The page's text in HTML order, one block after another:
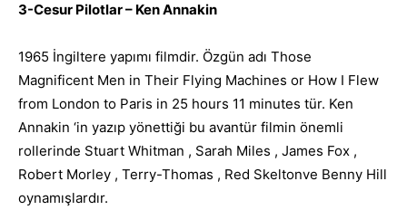
3-Cesur Pilotlar – Ken Annakin
1965 İngiltere yapımı filmdir. Özgün adı Those
Magnificent Men in Their Flying Machines or How I Flew
from London to Paris in 25 hours 11 minutes tür. Ken
Annakin ‘in yazıp yönettiği bu avantür filmin önemli
rollerinde Stuart Whitman , Sarah Miles , James Fox ,
Robert Morley , Terry-Thomas , Red Skeltonve Benny Hill
oynamışlardır.